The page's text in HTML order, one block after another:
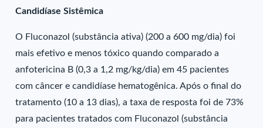
Candidíase Sistêmica
O Fluconazol (substância ativa) (200 a 600 mg/dia) foi
mais efetivo e menos tóxico quando comparado a
anfotericina B (0,3 a 1,2 mg/kg/dia) em 45 pacientes
com câncer e candidíase hematogênica. Após o final do
tratamento (10 a 13 dias), a taxa de resposta foi de 73%
para pacientes tratados com Fluconazol (substância